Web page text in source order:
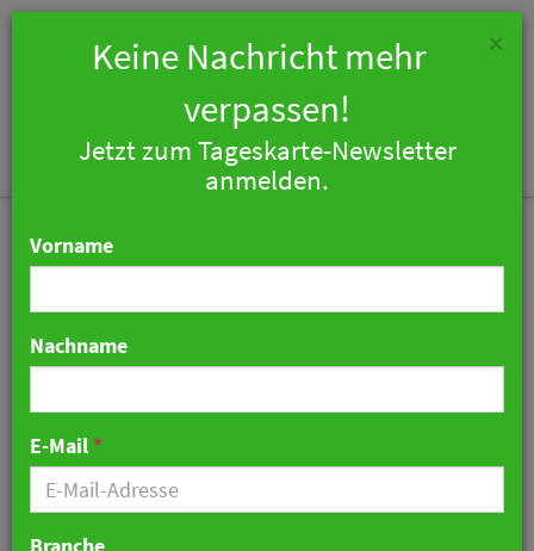
Kooperation mit WWF:
Novotel verstärkt
Engagement für
Meeresschutz
×
Keine Nachricht mehr
verpassen!
Jetzt zum Tageskarte-Newsletter
anmelden.
Vorname
Nachname
E-Mail *